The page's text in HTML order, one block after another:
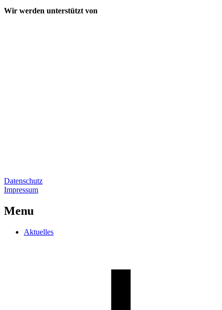
Wir werden unterstützt von
Datenschutz
Impressum
to
Top
Menu
Aktuelles